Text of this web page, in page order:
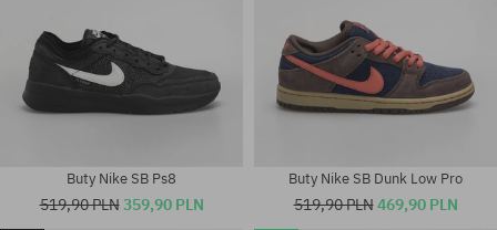
Buty Nike SB Ps8
519,90 PLN359,90 PLN
Buty Nike SB Dunk Low Pro
519,90 PLN469,90 PLN